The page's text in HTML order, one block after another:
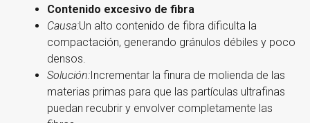
Contenido excesivo de fibra
Causa:Un alto contenido de fibra dificulta la
compactación, generando gránulos débiles y poco
densos.
Solución:Incrementar la finura de molienda de las
materias primas para que las partículas ultrafinas
puedan recubrir y envolver completamente las